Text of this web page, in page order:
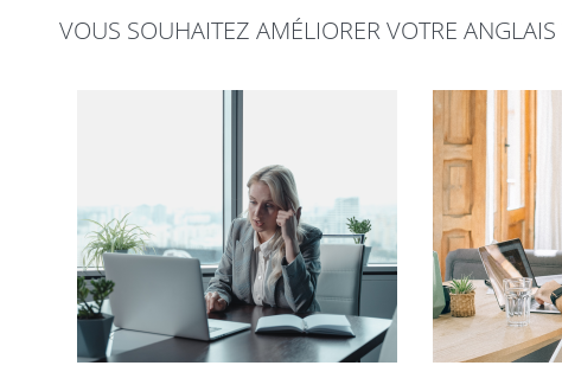
VOUS SOUHAITEZ AMÉLIORER VOTRE